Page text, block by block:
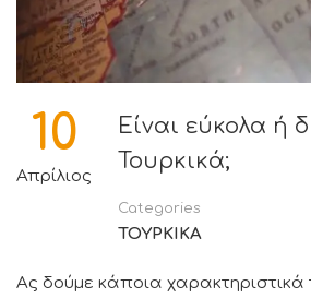
10
Απρίλιος
Είναι εύκολα ή
Τουρκικά;
Categories
ΤΟΥΡΚΙΚΑ
Ας δούμε κάποια χαρακτηριστικά